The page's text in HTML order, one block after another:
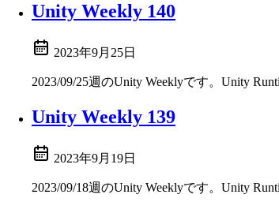
Unity Weekly 140
2023年9月25日
2023/09/25週のUnity Weeklyです。Unity
Unity Weekly 139
2023年9月19日
2023/09/18週のUnity Weeklyです。Unity